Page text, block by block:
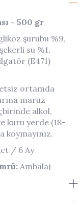
- 500 gr
şurubu %9,
su %1,
(E471)
ortamda
maruz
alkol,
kuru yerde (18-
koymayınız.
/ 6 Ay
Ambalaj